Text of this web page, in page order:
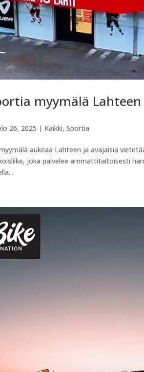
myymälä Lahteen
26, 2025 | Kaikki,Sportia
aukeaa Lahteen ja avajaisia
joka palvelee ammattitaitoisesti